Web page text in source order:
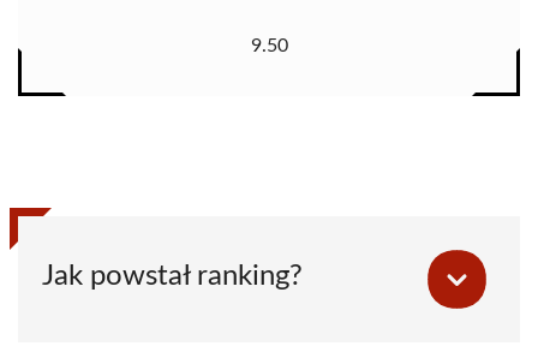
9.50
Jak powstał ranking?